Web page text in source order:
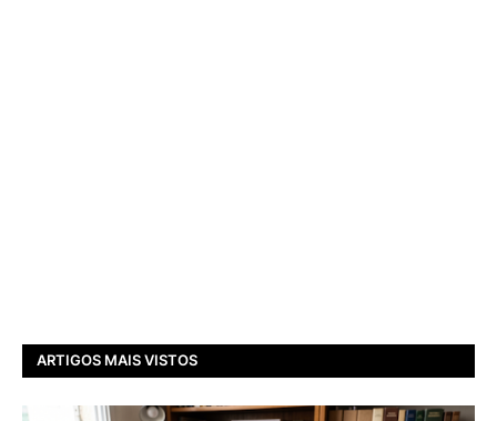
ARTIGOS MAIS VISTOS